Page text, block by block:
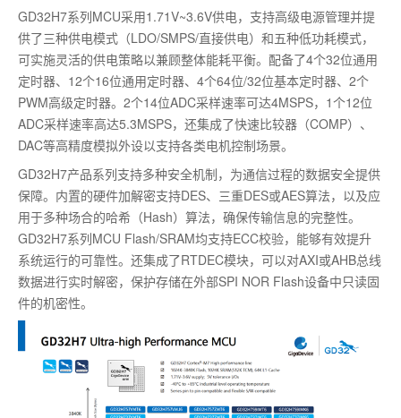
GD32H7系列MCU采用1.71V~3.6V供电，支持高级电源管理并提
供了三种供电模式（LDO/SMPS/直接供电）和五种低功耗模式，
可实施灵活的供电策略以兼顾整体能耗平衡。配备了4个32位通用
定时器、12个16位通用定时器、4个64位/32位基本定时器、2个
PWM高级定时器。2个14位ADC采样速率可达4MSPS，1个12位
ADC采样速率高达5.3MSPS，还集成了快速比较器（COMP）、
DAC等高精度模拟外设以支持各类电机控制场景。
GD32H7产品系列支持多种安全机制，为通信过程的数据安全提供
保障。内置的硬件加解密支持DES、三重DES或AES算法，以及应
用于多种场合的哈希（Hash）算法，确保传输信息的完整性。
GD32H7系列MCU Flash/SRAM均支持ECC校验，能够有效提升
系统运行的可靠性。还集成了RTDEC模块，可以对AXI或AHB总线
数据进行实时解密，保护存储在外部SPI NOR Flash设备中只读固
件的机密性。